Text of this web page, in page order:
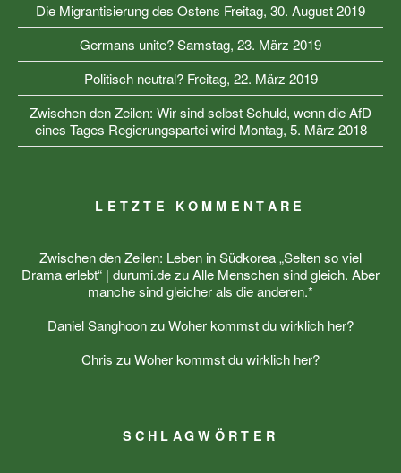
Die Migrantisierung des Ostens Freitag, 30. August 2019
Germans unite?Samstag, 23. März 2019
Politisch neutral? Freitag, 22. März 2019
Zwischen den Zeilen: Wir sind selbst Schuld, wenn die AfD
eines Tages Regierungspartei wird Montag, 5. März 2018
LETZTE KOMMENTARE
Zwischen den Zeilen: Leben in Südkorea „Selten so viel
Drama erlebt“ | durumi.dezuAlle Menschen sind gleich. Aber
manche sind gleicher als die anderen.*
Daniel SanghoonzuWoher kommst du wirklich her?
Chris zuWoher kommst du wirklich her?
SCHLAGWÖRTER